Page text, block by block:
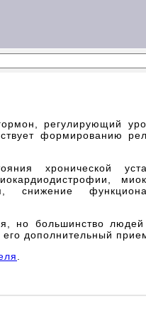
регулирующий
формированию
хронической
но большинство
его дополнительный